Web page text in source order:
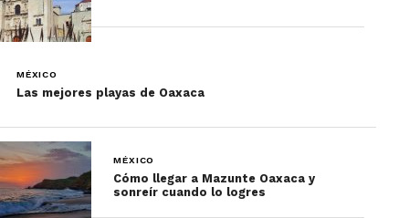
MÉXICO
Las mejores playas de Oaxaca
MÉXICO
Cómo llegar a Mazunte Oaxaca y
sonreír cuando lo logres